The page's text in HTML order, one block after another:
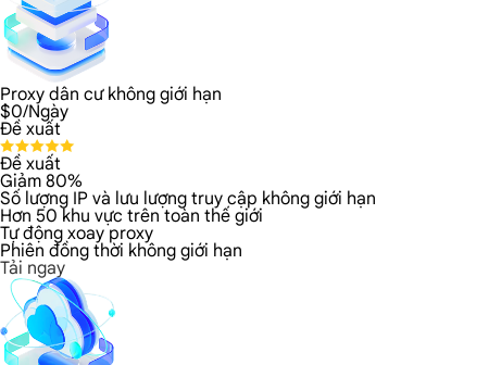
Proxy dân cư không giới hạn
$0/Ngày
Đề xuất
Đề xuất
Giảm 80%
Số lượng IP và lưu lượng truy cập không giới hạn
Hơn 50 khu vực trên toàn thế giới
Tự động xoay proxy
Phiên đồng thời không giới hạn
Tải ngay